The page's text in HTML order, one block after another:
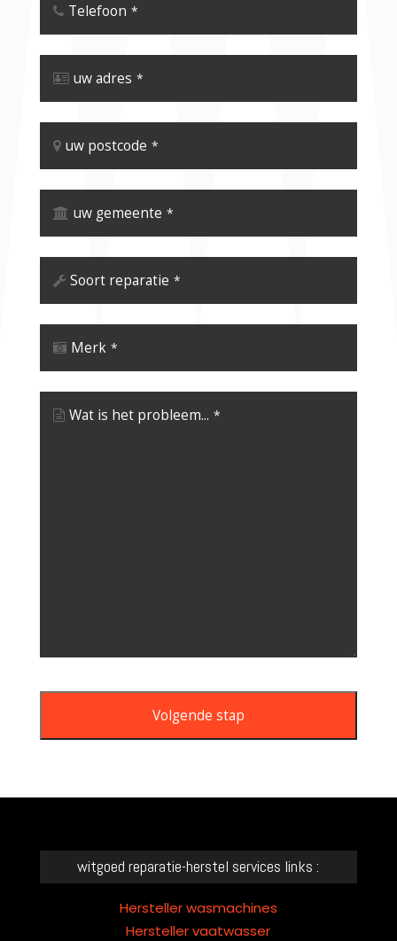
Telefoon *
uw adres *
uw postcode *
uw gemeente *
Soort reparatie *
Merk *
Wat is het probleem... *
Volgende stap
witgoed reparatie-herstel services links :
Hersteller wasmachines
Hersteller vaatwasser